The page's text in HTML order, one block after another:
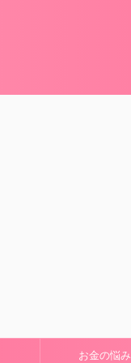
お金の悩み